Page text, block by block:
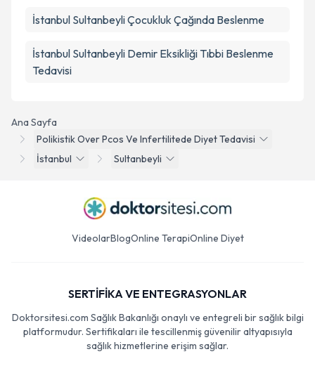
Ana Sayfa
Polikistik Over Pcos Ve Infertilitede Diyet Tedavisi
İstanbul
Sultanbeyli
İstanbul Sultanbeyli Çocukluk Çağında Beslenme
İstanbul Sultanbeyli Demir Eksikliği Tıbbi Beslenme
Tedavisi
VideolarBlogOnline TerapiOnline Diyet
SERTİFİKA VE ENTEGRASYONLAR
Doktorsitesi.com Sağlık Bakanlığı onaylı ve entegreli bir sağlık bilgi
platformudur. Sertifikaları ile tescillenmiş güvenilir altyapısıyla
sağlık hizmetlerine erişim sağlar.